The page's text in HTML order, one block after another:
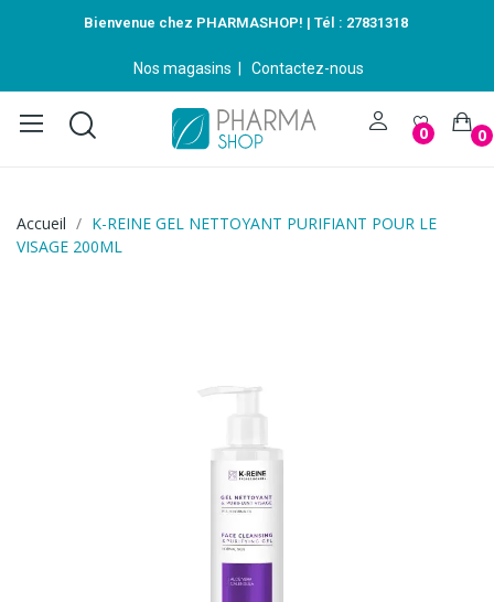
Bienvenue chez PHARMASHOP! | Tél : 27831318
Nos magasins Contactez-nous
0 0
Accueil
K-REINE GEL NETTOYANT PURIFIANT POUR LE
VISAGE 200ML